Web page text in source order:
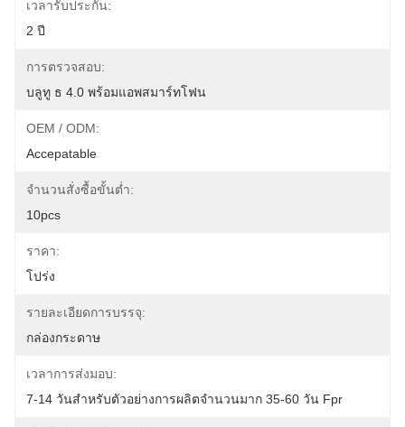
เวลารับประกัน:
2 ปี
การตรวจสอบ:
บลูทู ธ 4.0 พร้อมแอพสมาร์ทโฟน
OEM / ODM:
Accepatable
จำนวนสั่งซื้อขั้นต่ำ:
10pcs
ราคา:
โปร่ง
รายละเอียดการบรรจุ:
กล่องกระดาษ
เวลาการส่งมอบ:
7-14 วันสำหรับตัวอย่างการผลิตจำนวนมาก 35-60 วัน Fpr